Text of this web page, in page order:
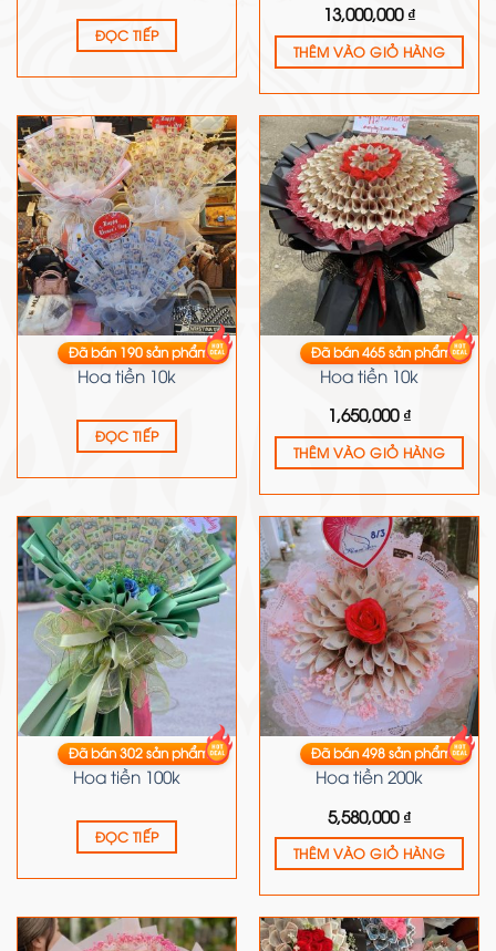
ĐỌC TIẾP
13,000,000₫
THÊM VÀO GIỎ HÀNG
HOA TIỀN
Hoa tiền 10k
Đã bán190sản phẩm
ĐỌC TIẾP
HOA TIỀN
Hoa tiền 10k
1,650,000₫
Đã bán465sản phẩm
THÊM VÀO GIỎ HÀNG
HOA TIỀN
Hoa tiền 100k
Đã bán302sản phẩm
ĐỌC TIẾP
HOA TIỀN
Hoa tiền 200k
5,580,000₫
Đã bán498sản phẩm
THÊM VÀO GIỎ HÀNG